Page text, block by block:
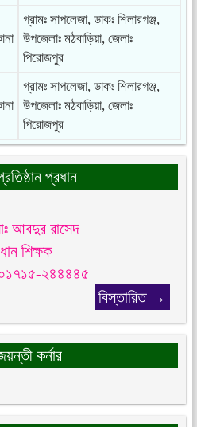
গ্রামঃ সাপলেজা, ডাকঃ শিলারগঞ্জ,
উপজেলাঃ মঠবাড়িয়া, জেলাঃ
পিরোজপুর
গ্রামঃ সাপলেজা, ডাকঃ শিলারগঞ্জ,
উপজেলাঃ মঠবাড়িয়া, জেলাঃ
পিরোজপুর
প্রধান
আবদুর রাসেদ
শিক্ষক
২৪৪৪৪৫
বিস্তারিত →
কর্নার